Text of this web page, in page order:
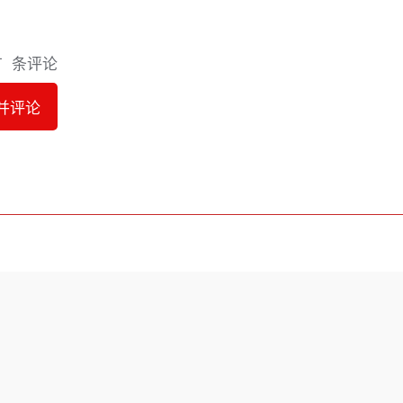
条评论
评论